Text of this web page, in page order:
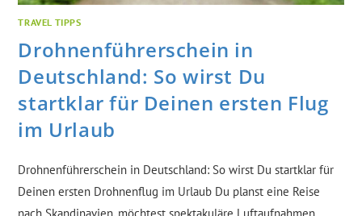
TRAVEL TIPPS
Drohnenführerschein in
Deutschland: So wirst Du
startklar für Deinen ersten Flug
im Urlaub
Drohnenführerschein in Deutschland: So wirst Du startklar für
Deinen ersten Drohnenflug im Urlaub Du planst eine Reise